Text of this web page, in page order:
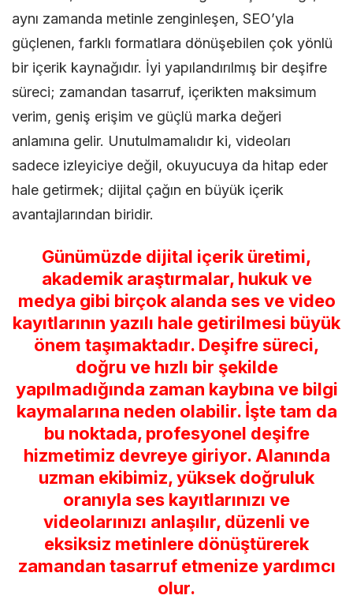
aynı zamanda metinle zenginleşen, SEO’yla
güçlenen, farklı formatlara dönüşebilen çok yönlü
bir içerik kaynağıdır. İyi yapılandırılmış bir deşifre
süreci; zamandan tasarruf, içerikten maksimum
verim, geniş erişim ve güçlü marka değeri
anlamına gelir. Unutulmamalıdır ki, videoları
sadece izleyiciye değil, okuyucuya da hitap eder
hale getirmek; dijital çağın en büyük içerik
avantajlarından biridir.
Günümüzde dijital içerik üretimi,
akademik araştırmalar, hukuk ve
medya gibi birçok alanda ses ve video
kayıtlarının yazılı hale getirilmesi büyük
önem taşımaktadır. Deşifre süreci,
doğru ve hızlı bir şekilde
yapılmadığında zaman kaybına ve bilgi
kaymalarına neden olabilir. İşte tam da
bu noktada, profesyonel deşifre
hizmetimiz devreye giriyor. Alanında
uzman ekibimiz, yüksek doğruluk
oranıyla ses kayıtlarınızı ve
videolarınızı anlaşılır, düzenli ve
eksiksiz metinlere dönüştürerek
zamandan tasarruf etmenize yardımcı
olur.